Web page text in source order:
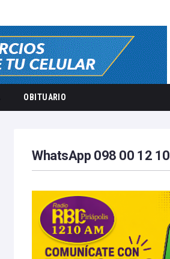
OBITUARIO
WhatsApp 098 00 12 10